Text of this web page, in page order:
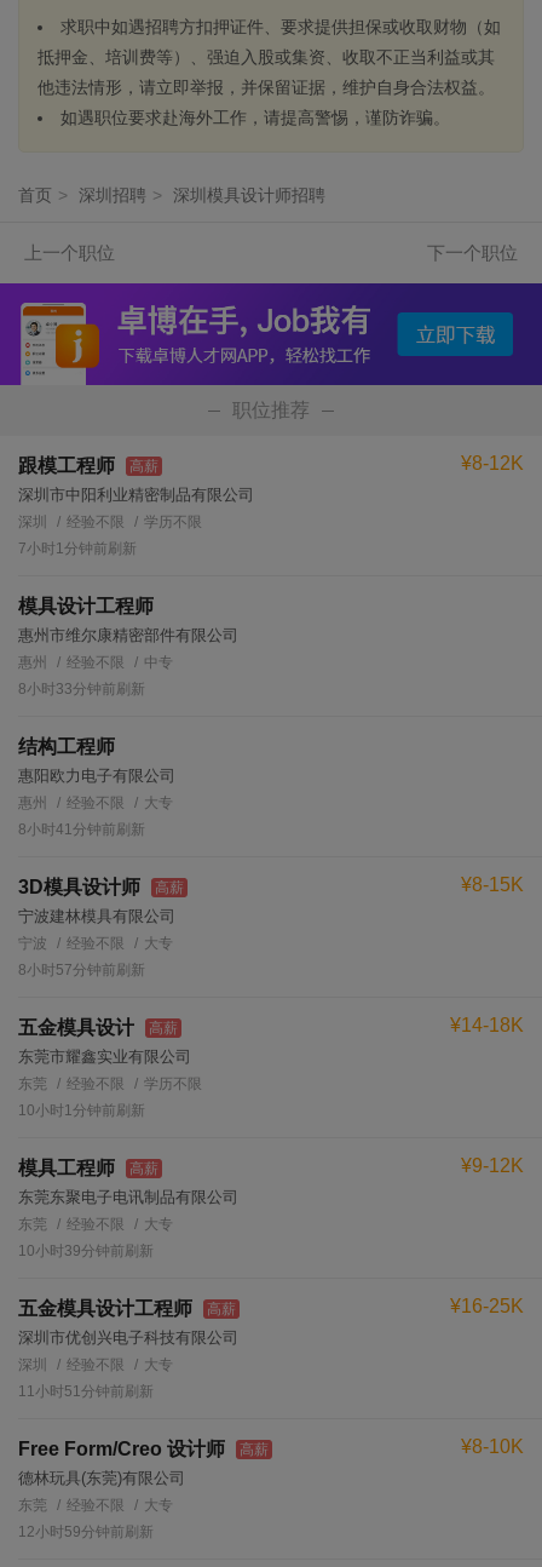
求职中如遇招聘方扣押证件、要求提供担保或收取财物（如
抵押金、培训费等）、强迫入股或集资、收取不正当利益或其
他违法情形，请立即举报，并保留证据，维护自身合法权益。
如遇职位要求赴海外工作，请提高警惕，谨防诈骗。
首页 > 深圳招聘 > 深圳模具设计师招聘
上一个职位 下一个职位
职位推荐
跟模工程师 高薪
深圳市中阳利业精密制品有限公司
¥8-12K
深圳 经验不限
学历不限
7小时1分钟前刷新
模具设计工程师
惠州市维尔康精密部件有限公司
惠州 经验不限
中专
8小时33分钟前刷新
结构工程师
惠阳欧力电子有限公司
惠州 经验不限
大专
8小时41分钟前刷新
3D模具设计师 高薪
宁波建林模具有限公司
¥8-15K
宁波 经验不限
大专
8小时57分钟前刷新
五金模具设计 高薪
东莞市耀鑫实业有限公司
¥14-18K
东莞 经验不限
学历不限
10小时1分钟前刷新
模具工程师 高薪
东莞东聚电子电讯制品有限公司
¥9-12K
东莞 经验不限
大专
10小时39分钟前刷新
五金模具设计工程师 高薪
深圳市优创兴电子科技有限公司
¥16-25K
深圳 经验不限
大专
11小时51分钟前刷新
Free Form/Creo 设计师 高薪
德林玩具(东莞)有限公司
¥8-10K
东莞 经验不限
大专
12小时59分钟前刷新